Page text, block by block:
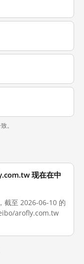
。
现在在中
截至 2026-06-10 的
arofly.com.tw